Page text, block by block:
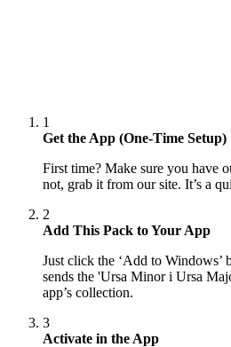
1
Get the App (One-Time Setup)
First time? Make sure you have
not, grab it from our site. It’s a
2
Add This Pack to Your App
Just click the ‘Add to Windows’
sends the 'Ursa Minor і Ursa
app’s collection.
3
Activate in the App